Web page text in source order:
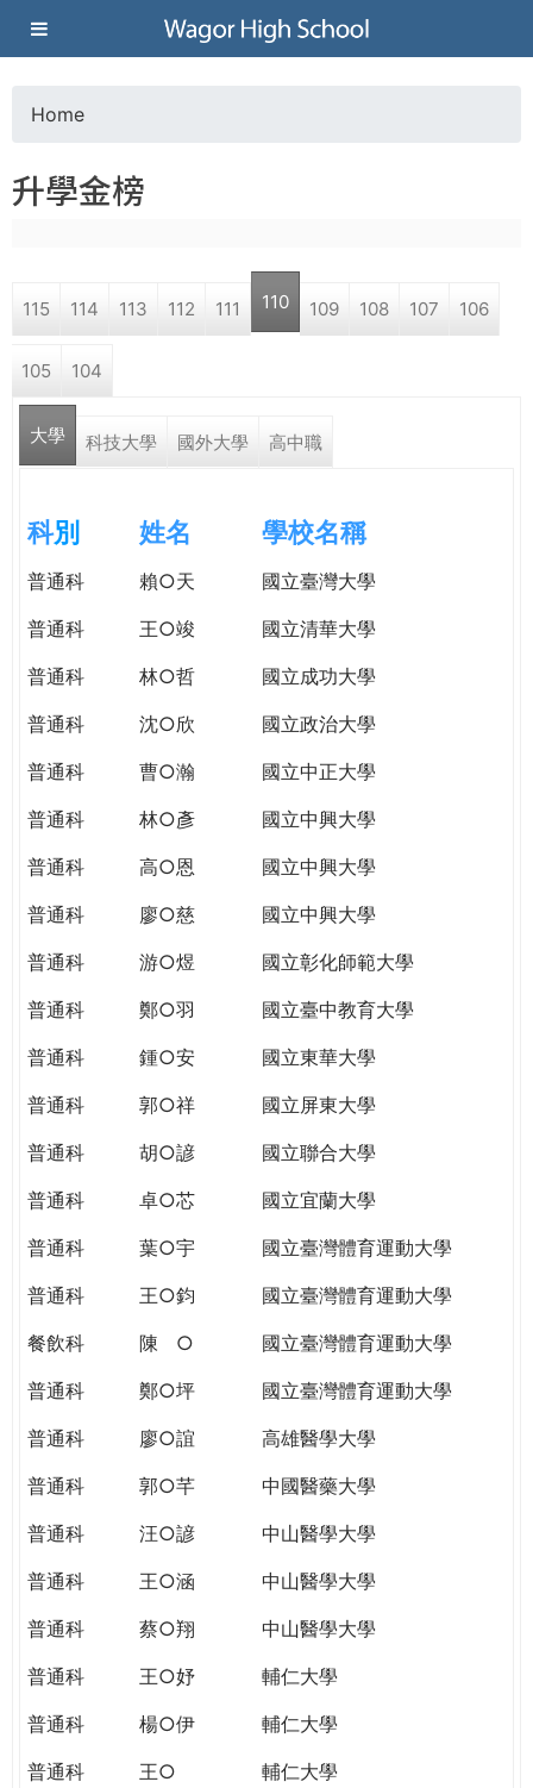
Jump to navigation
葳
格
高
學
格。
WAGOR
TODAY
THE
WORLD
PUTTING
YOU
THE
CITIZENSHIP
o
a
r
e
e
r
e
Home
升學金榜
115 114 113 112 111 110 109 108 107 106
105 104
大學 科技大學 國外大學 高中職
科別 姓名 學校名稱
普通科 賴○天
國立臺灣大學
普通科
王○竣
國立清華大學
普通科
林○哲
國立成功大學
普通科
沈○欣
國立政治大學
普通科
曹○瀚
國立中正大學
普通科
林○彥
國立中興大學
普通科
高○恩
國立中興大學
普通科
廖○慈
國立中興大學
普通科
游○煜
國立彰化師範大學
普通科
鄭○羽
國立臺中教育大學
普通科
鍾○安
國立東華大學
普通科
郭○祥
國立屏東大學
普通科
胡○諺
國立聯合大學
普通科
卓○芯
國立宜蘭大學
普通科
葉○宇
國立臺灣體育運動大學
普通科
王○鈞
國立臺灣體育運動大學
餐飲科
陳 ○
國立臺灣體育運動大學
普通科
鄭○坪
國立臺灣體育運動大學
普通科
廖○誼
高雄醫學大學
普通科
郭○芊
中國醫藥大學
普通科
汪○諺
中山醫學大學
普通科
王○涵
中山醫學大學
普通科
蔡○翔
中山醫學大學
普通科
王○妤
輔仁大學
普通科
楊○伊
輔仁大學
普通科
王○
輔仁大學